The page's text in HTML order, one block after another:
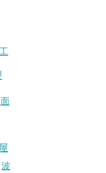
屋
波